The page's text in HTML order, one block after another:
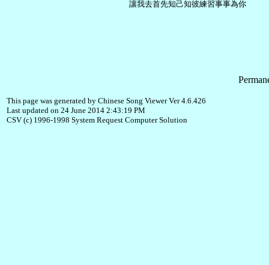
This page was generated by Chinese Song Viewer Ver 4.6.426
Last updated on 24 June 2014 2:43:19 PM
CSV (c) 1996-1998 System Request Computer Solution